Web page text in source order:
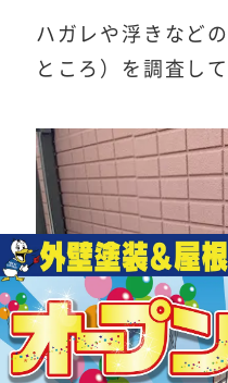
ハガレや浮きなど
ところ）を調査し